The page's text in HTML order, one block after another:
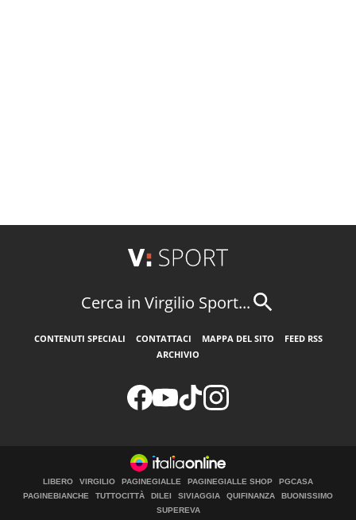
Cerca in Virgilio Sport...
CONTENUTI SPECIALI CONTATTACI MAPPA DEL SITO
FEED RSS
ARCHIVIO
LIBERO VIRGILIO PAGINEGIALLE PAGINEGIALLE SHOP
PGCASA
PAGINEBIANCHE
TUTTOCITTÀ DILEI SIVIAGGIA QUIFINANZA
BUONISSIMO
SUPEREVA